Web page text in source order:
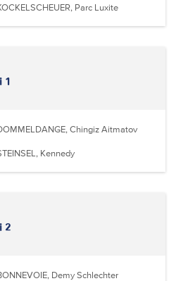
Parc Luxite
1
Chingiz Aitmatov
Kennedy
2
Demy Schlechter